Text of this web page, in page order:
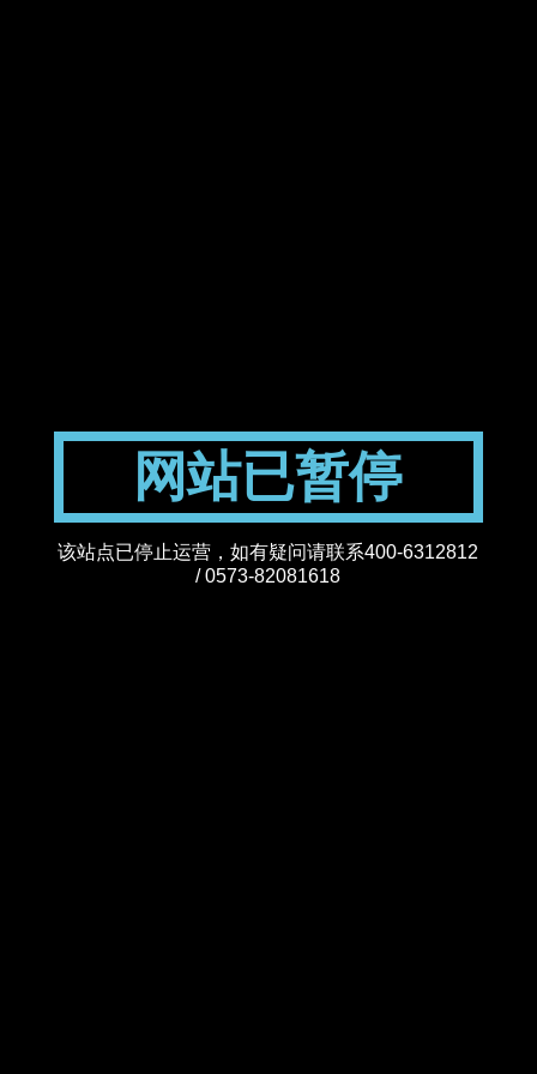
网站已暂停
该站点已停止运营，如有疑问请联系400-6312812
/ 0573-82081618